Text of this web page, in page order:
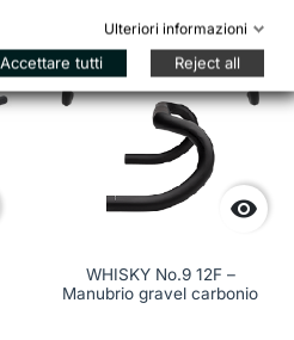

favorite_border
WHISKY No.9 12F –
Manubrio gravel carbonio
Ulteriori informazioni
Accettare tutti Reject all